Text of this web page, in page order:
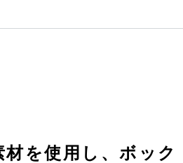
を使用し、ボック